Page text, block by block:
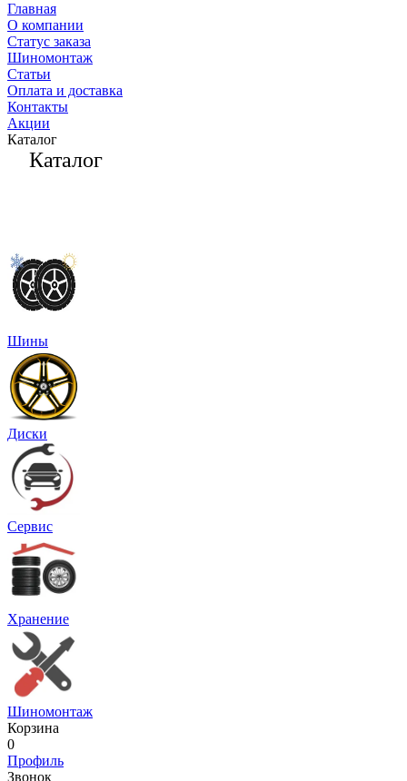
Главная
О компании
Статус заказа
Шиномонтаж
Статьи
Оплата и доставка
Контакты
Акции
Каталог
Каталог
Шины
Диски
Сервис
Хранение
Шиномонтаж
Корзина
0
Профиль
Звонок